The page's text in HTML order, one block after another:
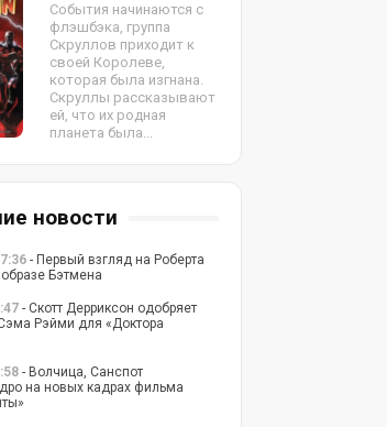
События начинаются с
флэшбэка, группа
Скруллов приходит к
своей Королеве,
которая была изгнана.
Скруллы рассказывают
ей, что их родная
планета была...
новости
- Первый взгляд на Роберта
Бэтмена
- Скотт Дерриксон одобряет
Рэйми для «Доктора
- Волчица, Санспот
на новых кадрах фильма